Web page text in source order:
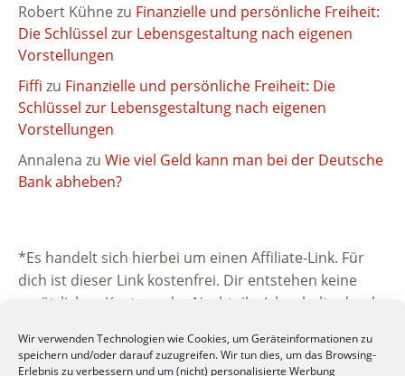
Wir verwenden Technologien wie Cookies, um Geräteinformationen zu
speichern und/oder darauf zuzugreifen. Wir tun dies, um das Browsing-
Erlebnis zu verbessern und um (nicht) personalisierte Werbung
Robert Kühnezu Finanzielle und persönliche Freiheit:
Die Schlüssel zur Lebensgestaltung nach eigenen
Vorstellungen
Fiffi zu Finanzielle und persönliche Freiheit: Die
Schlüssel zur Lebensgestaltung nach eigenen
Vorstellungen
Annalena zu Wie viel Geld kann man bei der Deutsche
Bank abheben?
*Es handelt sich hierbei um einen Affiliate-Link. Für
dich ist dieser Link kostenfrei. Dir entstehen keine
zusätzlichen Kosten oder Nachteile. Ich erhalte durch
beworbenen Unternehmen. Vielen Dank für deine
Unterstützung.